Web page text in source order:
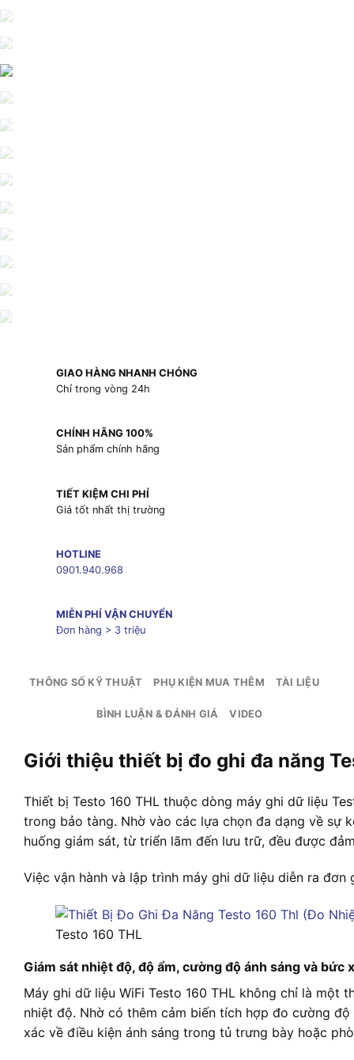
GIAO HÀNG NHANH CHÓNG
Chỉ trong vòng 24h
CHÍNH HÃNG 100%
Sản phẩm chính hãng
TIẾT KIỆM CHI PHÍ
Giá tốt nhất thị trường
HOTLINE
0901.940.968
MIỄN PHÍ VẬN CHUYỂN
Đơn hàng > 3 triệu
THÔNG SỐ KỸ THUẬT PHỤ KIỆN MUA THÊM TÀI LIỆU
BÌNH LUẬN & ĐÁNH GIÁ VIDEO
Giới thiệu thiết bị đo ghi đa năng
Thiết bị Testo 160 THL thuộc dòng máy ghi dữ liệu
trong bảo tàng. Nhờ vào các lựa chọn đa dạng về sự
huống giám sát, từ triển lãm đến lưu trữ, đều được
Việc vận hành và lập trình máy ghi dữ liệu diễn ra
Testo 160 THL
Giám sát nhiệt độ, độ ẩm, cường độ ánh sáng và bức
Máy ghi dữ liệu WiFi Testo 160 THL không chỉ là một
nhiệt độ. Nhờ có thêm cảm biến tích hợp đo cường
xác về điều kiện ánh sáng trong tủ trưng bày hoặc